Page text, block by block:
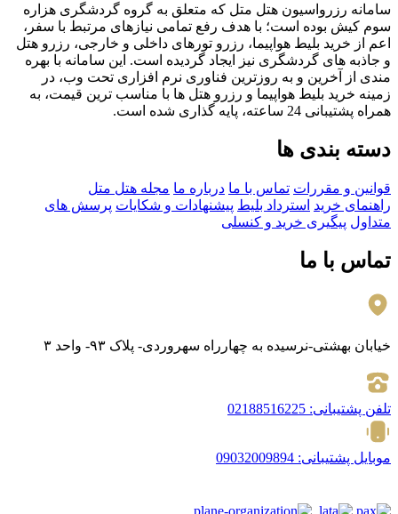
سامانه رزرواسیون هتل متل که متعلق به گروه گردشگری هزاره
سوم کیش بوده است؛ با هدف رفع تمامی نیازهای مرتبط با سفر،
اعم از خرید بلیط هواپیما، رزرو تورهای داخلی و خارجی، رزرو هتل
و جاذبه های گردشگری نیز ایجاد گردیده است. این سامانه با بهره
مندی از آخرین و به روزترین فناوری نرم افزاری تحت وب، در
زمینه خرید بلیط هواپیما و رزرو هتل ها با مناسب ترین قیمت، به
همراه پشتیبانی 24 ساعته، پایه گذاری شده است.
دسته بندی ها
قوانین و مقررات تماس با ما درباره ما مجله هتل متل
راهنمای خرید استرداد بلیط پیشنهادات و شکایات پرسش های
متداول پیگیری خرید و کنسلی
تماس با ما
خیابان بهشتی-نرسیده به چهارراه سهروردی- پلاک ۹۳- واحد ۳
تلفن پشتیبانی: 02188516225
موبایل پشتیبانی: 09032009894